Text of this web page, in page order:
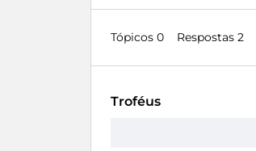
Tópicos 0 Respostas 2
Troféus